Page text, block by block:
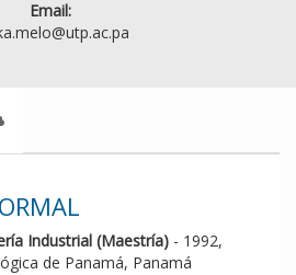
Email:
Industrial (Maestría) - 1992,
de Panamá, Panamá